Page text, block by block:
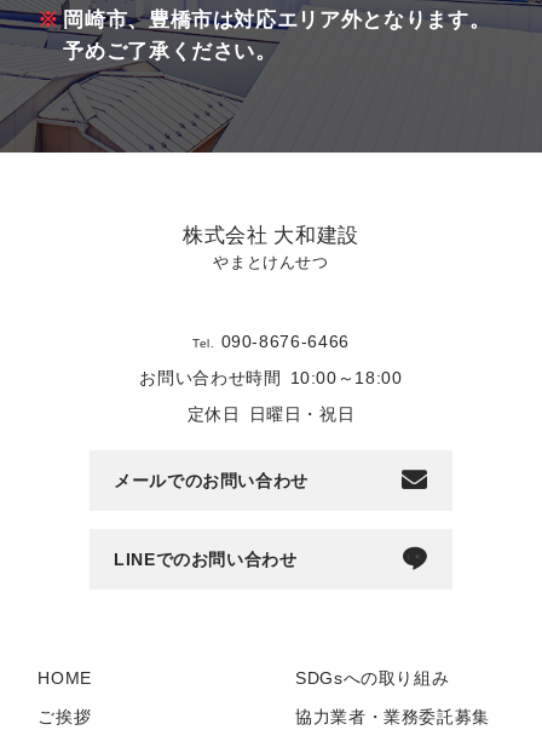
岡崎市、豊橋市は対応エリア外となります。
予めご了承ください。
株式会社 大和建設
やまとけんせつ
Tel.
090-8676-6466
お問い合わせ時間
10:00～18:00
定休日
日曜日・祝日
メールでのお問い合わせ
LINEでのお問い合わせ
HOME
ご挨拶
SDGsへの取り組み
協力業者・業務委託募集